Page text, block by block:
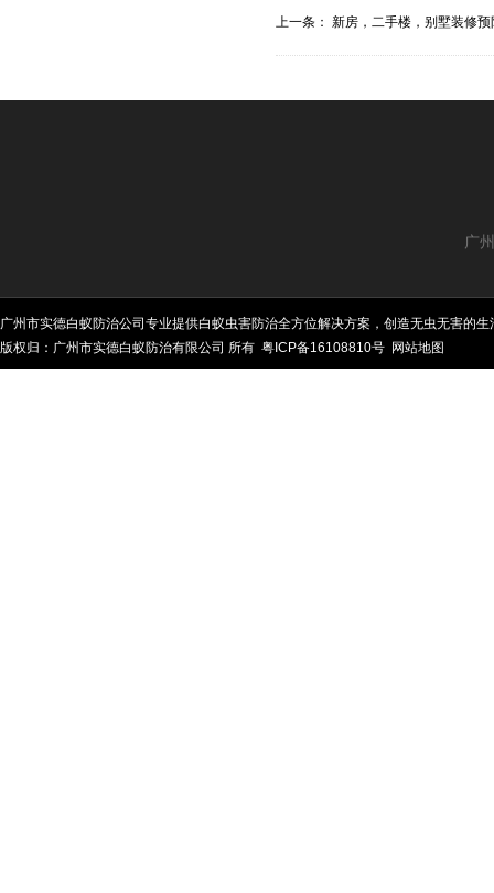
上一条： 新房，二手楼，别墅装修
广
广州市实德白蚁防治公司专业提供白蚁虫害防治全方位解决方案，创造无虫无害的生
版权归：广州市实德白蚁防治有限公司 所有 粤ICP备16108810号 网站地图